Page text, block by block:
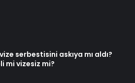
serbestisini askıya mı aldı?
mi vizesiz mi?